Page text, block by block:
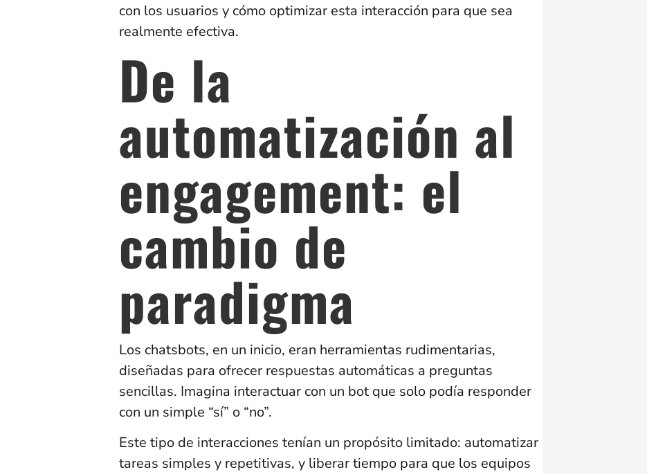
con los usuarios y cómo optimizar esta interacción para que sea
realmente efectiva.
De la
automatización al
engagement: el
cambio de
paradigma
Los chatsbots, en un inicio, eran herramientas rudimentarias,
diseñadas para ofrecer respuestas automáticas a preguntas
sencillas. Imagina interactuar con un bot que solo podía responder
con un simple “sí” o “no”.
Este tipo de interacciones tenían un propósito limitado: automatizar
tareas simples y repetitivas, y liberar tiempo para que los equipos